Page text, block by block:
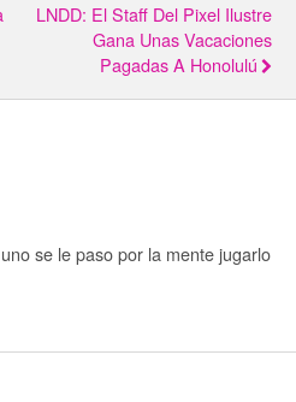
LNDD: El Staff Del Pixel Ilustre
Gana Unas Vacaciones
Pagadas A Honolulú
se le paso por la mente jugarlo